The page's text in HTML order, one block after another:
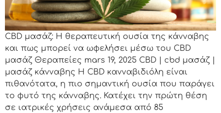
CBD μασάζ: Η θεραπευτική ουσία της κάνναβης
και πως μπορεί να ωφελήσει μέσω του CBD
μασάζ Θεραπείες mars 19, 2025 CBD | cbd μασάζ |
μασάζ κάνναβης Η CBD κανναβιδιόλη είναι
πιθανότατα, η πιο σημαντική ουσία που παράγει
το φυτό της κάνναβης. Κατέχει την πρώτη θέση
σε ιατρικές χρήσεις ανάμεσα από 85